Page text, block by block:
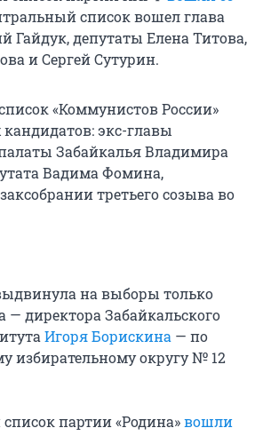
список вошел глава
депутаты Елена Титова,
и Сергей Сутурин.
«Коммунистов России»
кандидатов: экс-главы
Забайкалья Владимира
Вадима Фомина,
третьего созыва во
на выборы только
— директора Забайкальского
Игоря Борискина — по
избирательному округу № 12
партии «Родина»вошли